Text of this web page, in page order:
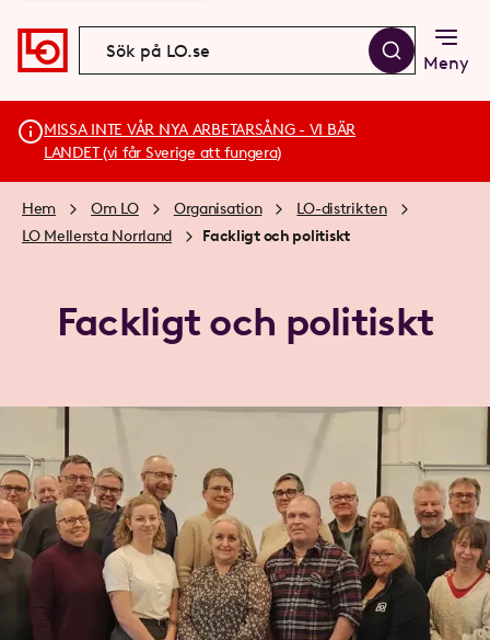
Meny
MISSA INTE VÅR NYA ARBETARSÅNG - VI BÄR
LANDET (vi får Sverige att fungera)
Hem Om LO Organisation
LO-distrikten
LO Mellersta Norrland
Fackligt och politiskt
Fackligt och politiskt